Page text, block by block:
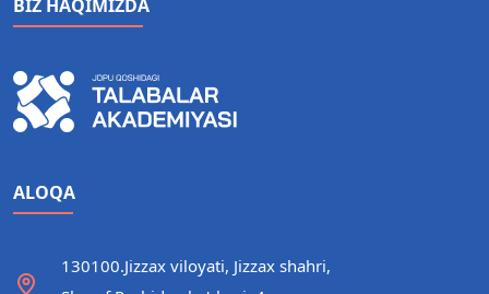
BIZ HAQIMIZDA
ALOQA
130100.Jizzax viloyati, Jizzax shahri,